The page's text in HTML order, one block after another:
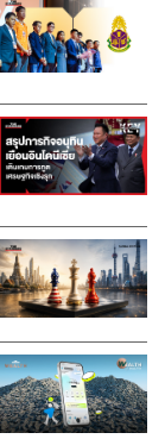
วรมหาวิหาร
2.6K